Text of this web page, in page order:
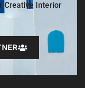
Creative Interior